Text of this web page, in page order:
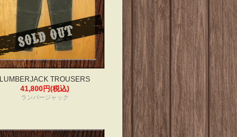
LUMBERJACK TROUSERS
41,800円(税込)
ランバージャック